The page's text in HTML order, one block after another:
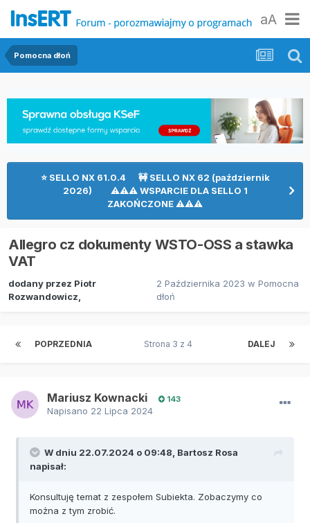
aA
Pomocna dłoń
⭐ SELLO NX 61.0.4 🚧 SELLO NX 62 (październik
2026) ⚠⚠⚠ WSPARCIE DLA SELLO 1
ZAKOŃCZONE ⚠⚠⚠
Allegro cz dokumenty WSTO-OSS a stawka
VAT
dodany przez Piotr
Rozwandowicz
2 Października 2023 w Pomocna
dłoń
POPRZEDNIA DALEJ
Strona 3 z 4
Mariusz Kownacki 143
Napisano 22 Lipca 2024
W dniu 22.07.2024 o 09:48, Bartosz Rosa
napisał:
Konsultuję temat z zespołem Subiekta. Zobaczymy co
można z tym zrobić.